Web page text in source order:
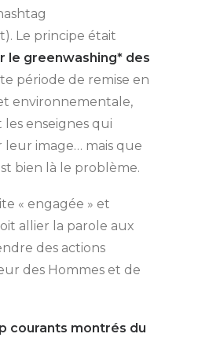
Le principe était
le greenwashing* des
période de remise en
environnementale,
enseignes qui
leur image… mais que
bien là le problème.
« engagée » et
allier la parole aux
des actions
des Hommes et de
courants montrés du